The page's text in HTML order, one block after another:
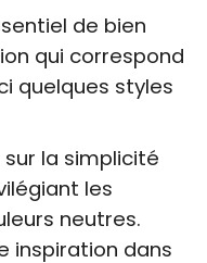
de bien
qui correspond
quelques styles
la simplicité
les
neutres.
inspiration dans